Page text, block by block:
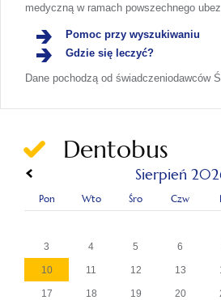
medyczną w ramach powszechnego
Pomoc przy wyszukiwaniu
Gdzie się leczyć?
Dane pochodzą od świadczeniodawców
Dentobus
Sierpień
Pon Wto Śro Czw
3 4 5 6
10 11 12 13
17 18 19 20